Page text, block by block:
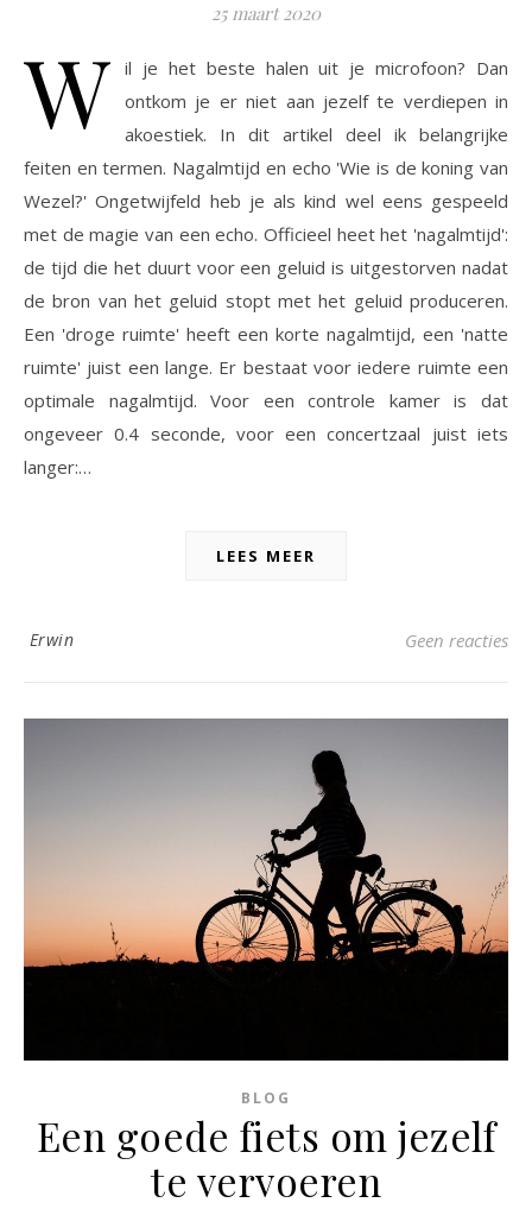
25 maart 2020
W il je het beste halen uit je microfoon? Dan
ontkom je er niet aan jezelf te verdiepen in
akoestiek. In dit artikel deel ik belangrijke
feiten en termen. Nagalmtijd en echo 'Wie is de koning van
Wezel?' Ongetwijfeld heb je als kind wel eens gespeeld
met de magie van een echo. Officieel heet het 'nagalmtijd':
de tijd die het duurt voor een geluid is uitgestorven nadat
de bron van het geluid stopt met het geluid produceren.
Een 'droge ruimte' heeft een korte nagalmtijd, een 'natte
ruimte' juist een lange. Er bestaat voor iedere ruimte een
optimale nagalmtijd. Voor een controle kamer is dat
ongeveer 0.4 seconde, voor een concertzaal juist iets
langer:…
LEES MEER
Erwin Geen reacties
BLOG
Een goede fiets om jezelf
te vervoeren